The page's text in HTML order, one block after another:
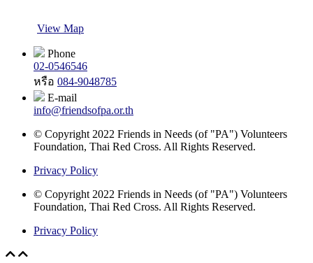
View Map
Phone
02-0546546
หรือ 084-9048785
E-mail
info@friendsofpa.or.th
© Copyright 2022 Friends in Needs (of "PA") Volunteers
Foundation, Thai Red Cross. All Rights Reserved.
Privacy Policy
© Copyright 2022 Friends in Needs (of "PA") Volunteers
Foundation, Thai Red Cross. All Rights Reserved.
Privacy Policy